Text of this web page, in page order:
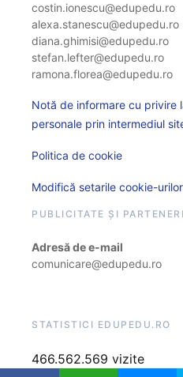
costin.ionescu@edupedu.ro
alexa.stanescu@edupedu.ro
diana.ghimisi@edupedu.ro
stefan.lefter@edupedu.ro
ramona.florea@edupedu.ro
Notă de informare cu privire
personale prin intermediul
Politica de cookie
Modifică setarile cookie-urilor
PUBLICITATE ȘI
Adresă de e-mail
comunicare@edupedu.ro
STATISTICI EDUPEDU.RO
466.562.569 vizite